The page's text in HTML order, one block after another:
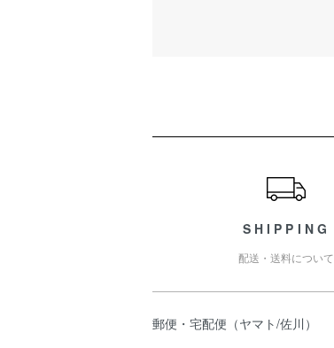
SHIPPING
配送・送料について
郵便・宅配便（ヤマト/佐川）